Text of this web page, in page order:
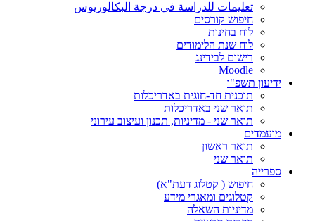
تعليمات للدراسة في درجة البكالوريوس
חיפוש קורסים
לוח בחינות
לוח שנת הלימודים
רישום לבידינג
Moodle
ידיעון תשפ"ו
תוכנית חד-חוגית באדריכלות
תואר שני באדריכלות
תואר שני - מדיניות, תכנון ועיצוב עירוני
מועמדים
תואר ראשון
תואר שני
ספרייה
חיפוש ( קטלוג דעת"א)
קטלוגים ומאגרי מידע
מדיניות השאלה